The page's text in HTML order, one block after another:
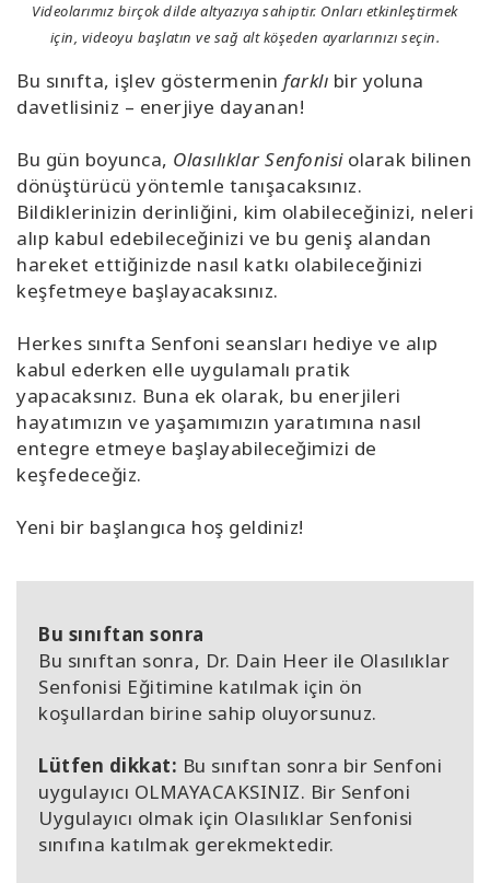
Videolarımız birçok dilde altyazıya sahiptir. Onları etkinleştirmek
için, videoyu başlatın ve sağ alt köşeden ayarlarınızı seçin.
Bu sınıfta, işlev göstermenin farklı bir yoluna
davetlisiniz – enerjiye dayanan!
Bu gün boyunca, Olasılıklar Senfonisiolarak bilinen
dönüştürücü yöntemle tanışacaksınız.
Bildiklerinizin derinliğini, kim olabileceğinizi, neleri
alıp kabul edebileceğinizi ve bu geniş alandan
hareket ettiğinizde nasıl katkı olabileceğinizi
keşfetmeye başlayacaksınız.
Herkes sınıfta Senfoni seansları hediye ve alıp
kabul ederken elle uygulamalı pratik
yapacaksınız. Buna ek olarak, bu enerjileri
hayatımızın ve yaşamımızın yaratımına nasıl
entegre etmeye başlayabileceğimizi de
keşfedeceğiz.
Yeni bir başlangıca hoş geldiniz!
Bu sınıftan sonra
Bu sınıftan sonra, Dr. Dain Heer ile Olasılıklar
Senfonisi Eğitimine katılmak için ön
koşullardan birine sahip oluyorsunuz.
Lütfen dikkat: Bu sınıftan sonra bir Senfoni
uygulayıcı OLMAYACAKSINIZ. Bir Senfoni
Uygulayıcı olmak için Olasılıklar Senfonisi
sınıfına katılmak gerekmektedir.